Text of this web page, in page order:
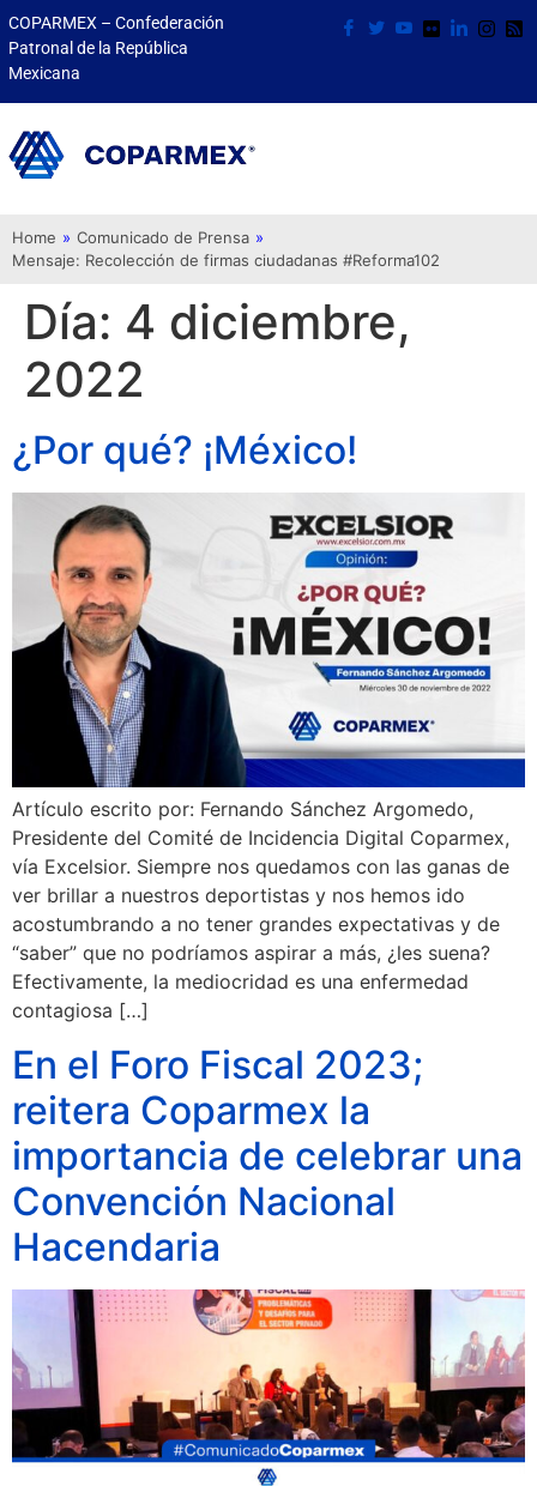
COPARMEX – Confederación
Patronal de la República
Mexicana
Home » Comunicado de Prensa »
Mensaje: Recolección de firmas ciudadanas #Reforma102
Día: 4 diciembre,
2022
¿Por qué? ¡México!
Artículo escrito por: Fernando Sánchez Argomedo,
Presidente del Comité de Incidencia Digital Coparmex,
vía Excelsior. Siempre nos quedamos con las ganas de
ver brillar a nuestros deportistas y nos hemos ido
acostumbrando a no tener grandes expectativas y de
“saber” que no podríamos aspirar a más, ¿les suena?
Efectivamente, la mediocridad es una enfermedad
contagiosa […]
En el Foro Fiscal 2023;
reitera Coparmex la
importancia de celebrar una
Convención Nacional
Hacendaria